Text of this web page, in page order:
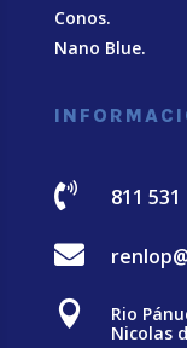
Conos.
Nano Blue.
 811 531


Rio
Nicolas